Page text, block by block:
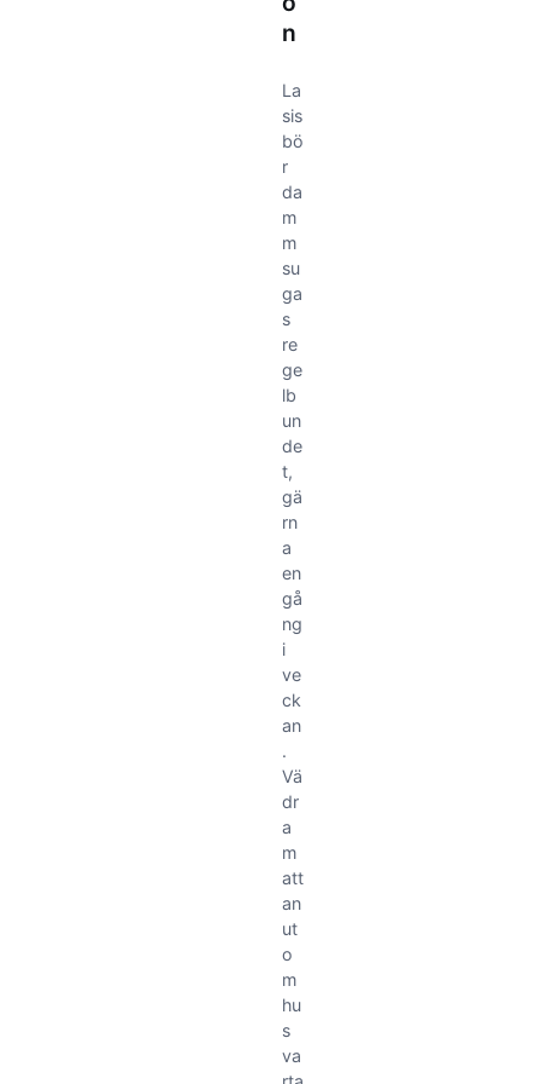
n
La
sis
bö
r
da
m
m
su
ga
s
re
ge
lb
un
de
t,
gä
rn
a
en
gå
ng
i
ve
ck
an
.
Vä
dr
a
m
att
an
ut
o
m
hu
s
va